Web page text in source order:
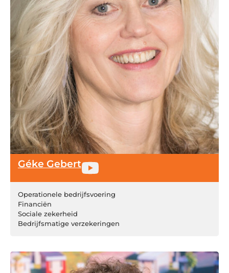
Géke Gebert
Operationele bedrijfsvoering
Financiën
Sociale zekerheid
Bedrijfsmatige verzekeringen